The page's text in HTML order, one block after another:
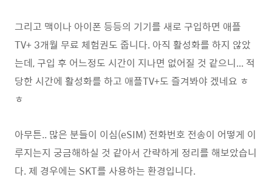
그리고 맥이나 아이폰 등등의 기기를 새로 구입하면 애플
TV+ 3개월 무료 체험권도 줍니다. 아직 활성화를 하지 않았
는데, 구입 후 어느정도 시간이 지나면 없어질 것 같으니... 적
당한 시간에 활성화를 하고 애플TV+도 즐겨봐야 겠네요 ㅎ
ㅎ
아무튼.. 많은 분들이 이심(eSIM) 전화번호 전송이 어떻게 이
루지는지 궁금해하실 것 같아서 간략하게 정리를 해보았습니
다. 제 경우에는 SKT를 사용하는 환경입니다.